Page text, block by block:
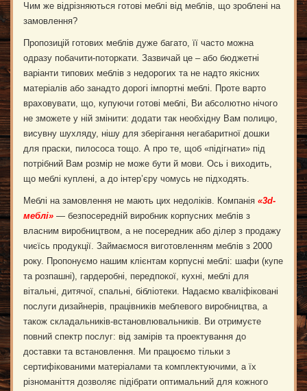
Чим же відрізняються готові меблі від меблів, що зроблені на
замовлення?
Пропозицій готових меблів дуже багато, її часто можна
одразу побачити-поторкати. Зазвичай це – або бюджетні
варіанти типових меблів з недорогих та не надто якісних
матеріалів або занадто дорогі імпортні меблі. Проте варто
враховувати, що, купуючи готові меблі, Ви абсолютно нічого
не зможете у ній змінити: додати так необхідну Вам полицю,
висувну шухляду, нішу для зберігання негабаритної дошки
для праски, пилососа тощо. А про те, щоб «підігнати» під
потрібний Вам розмір не може бути й мови. Ось і виходить,
що меблі куплені, а до інтер’єру чомусь не підходять.
Меблі на замовлення не мають цих недоліків. Компанія «3d-
меблі» — безпосередній виробник корпусних меблів з
власним виробництвом, а не посередник або ділер з продажу
чиєїсь продукції. Займаємося виготовленням меблів з 2000
року. Пропонуємо нашим клієнтам корпусні меблі: шафи (купе
та розпашні), гардеробні, передпокої, кухні, меблі для
вітальні, дитячої, спальні, бібліотеки. Надаємо кваліфіковані
послуги дизайнерів, працівників меблевого виробництва, а
також складальників-встановлювальників. Ви отримуєте
повний спектр послуг: від замірів та проектування до
доставки та встановлення. Ми працюємо тільки з
сертифікованими матеріалами та комплектуючими, а їх
різноманіття дозволяє підібрати оптимальний для кожного